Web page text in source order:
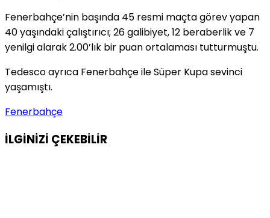
Fenerbahçe’nin başında 45 resmi maçta görev yapan
40 yaşındaki çalıştırıcı; 26 galibiyet, 12 beraberlik ve 7
yenilgi alarak 2.00’lık bir puan ortalaması tutturmuştu.
Tedesco ayrıca Fenerbahçe ile Süper Kupa sevinci
yaşamıştı.
Fenerbahçe
İLGİNİZİ ÇEKEBİLİR